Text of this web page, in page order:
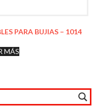
PARA BUJIAS – 1014
MÁS